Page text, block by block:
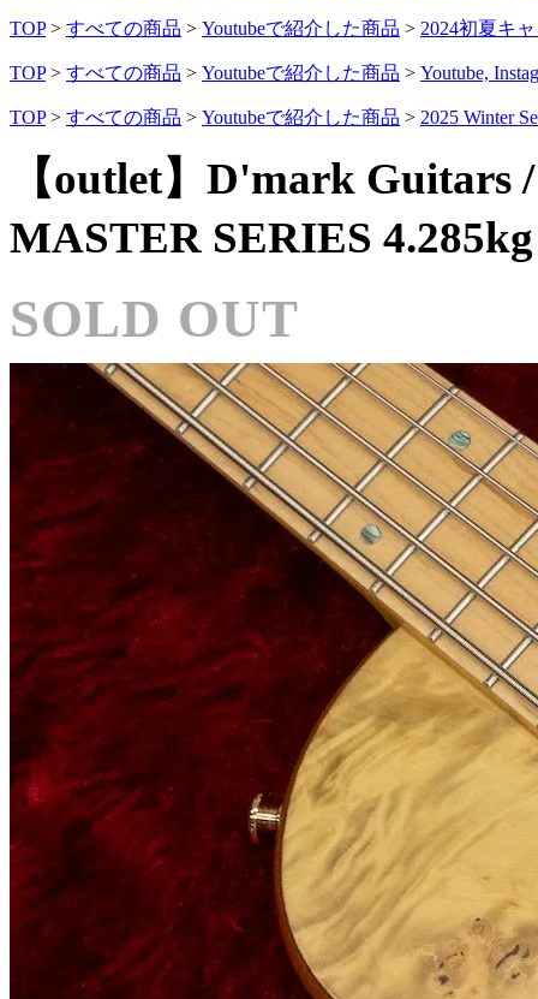
TOP > すべての商品 > Youtubeで紹介した商品 > 2024初夏キ
TOP > すべての商品 > Youtubeで紹介した商品 > Youtube,
TOP > すべての商品 > Youtubeで紹介した商品 > 2025 Winter
【outlet】D'mark Guitars
MASTER SERIES
SOLD OUT